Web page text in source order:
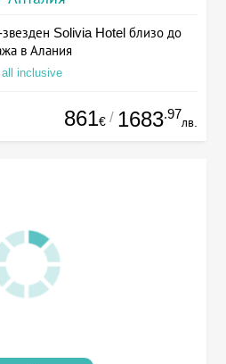
Solivia Hotel близо до
в Алания
inclusive
861€ / 1683.97
лв.